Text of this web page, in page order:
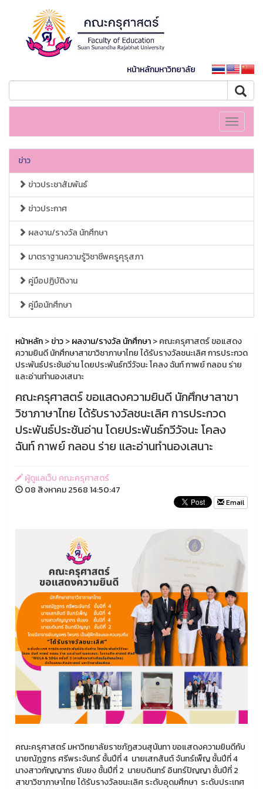
หน้าหลักมหาวิทยาลัย
Toggle
ข่าว
ข่าวประชาสัมพันธ์
ข่าวประกาศ
ผลงาน/รางวัล นักศึกษา
มาตราฐานความรู้วิชาชีพครูคุรุสภา
คู่มือปฏิบัติงาน
คู่มือนักศึกษา
หน้าหลัก>ข่าว>ผลงาน/รางวัล นักศึกษา> คณะครุศาสตร์ ขอแสดง
ความยินดี นักศึกษาสาขาวิชาภาษาไทย ได้รับรางวัลชนะเลิศ การประกวด
ประพันธ์ประชันอ่าน โดยประพันธ์กวีวัจนะ โคลง ฉันท์ กาพย์ กลอน ร่าย
และอ่านทำนองเสนาะ
คณะครุศาสตร์ ขอแสดงความยินดี นักศึกษาสาขา
วิชาภาษาไทย ได้รับรางวัลชนะเลิศ การประกวด
ประพันธ์ประชันอ่าน โดยประพันธ์กวีวัจนะ โคลง
ฉันท์ กาพย์ กลอน ร่าย และอ่านทำนองเสนาะ
ผู้ดูแลเว็บ คณะครุศาสตร์
08 สิงหาคม 2568 14:50:47
Email
คณะครุศาสตร์ มหาวิทยาลัยราชภัฏสวนสุนันทา ขอแสดงความยินดีกับ
นายณัฏฐกร ศรีพระจันทร์ ชั้นปีที่ 4 นายเสกสันต์ จันทร์เพ็ญ ชั้นปีที่ 4
นางสาวกัญญากร ยันยง ชั้นปีที่ 2 นายบดินทร์ อินทร์ปัญญา ชั้นปีที่ 2
สาขาวิชาภาษาไทย ได้รับรางวัลชนะเลิศ ระดับอุดมศึกษา ระดับประเทศ